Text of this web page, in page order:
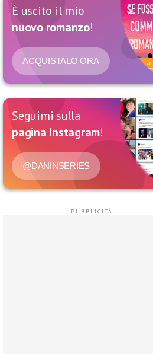
È uscito il mio
nuovo romanzo!
ACQUISTALO ORA
Seguimi sulla
pagina Instagram!
@DANINSERIES